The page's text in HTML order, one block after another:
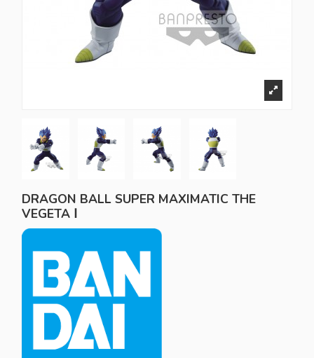
DRAGON BALL SUPER MAXIMATIC THE
VEGETA Ⅰ